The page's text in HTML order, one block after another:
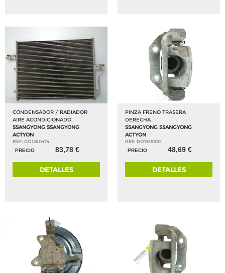
CONDENSADOR / RADIADOR
AIRE ACONDICIONADO
SSANGYONG SSANGYONG
ACTYON
REF: DO1260474
PRECIO
83,78 €
DETALLES
PINZA FRENO TRASERA
DERECHA
SSANGYONG SSANGYONG
ACTYON
REF: DO1345100
PRECIO
48,69 €
DETALLES